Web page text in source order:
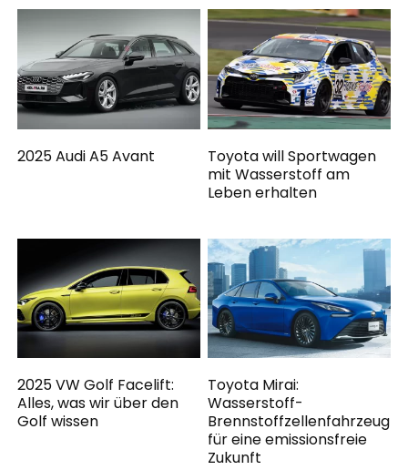
2025 Audi A5 Avant
Toyota will Sportwagen
mit Wasserstoff am
Leben erhalten
2025 VW Golf Facelift:
Alles, was wir über den
Golf wissen
Toyota Mirai:
Wasserstoff-
Brennstoffzellenfahrzeug
für eine emissionsfreie
Zukunft